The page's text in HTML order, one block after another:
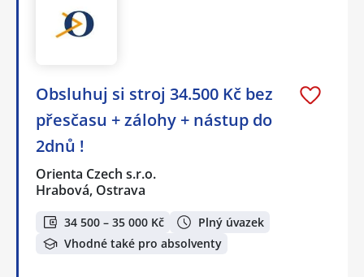
Obsluhuj si stroj 34.500 Kč bez
přesčasu + zálohy + nástup do
2dnů !
Orienta Czech s.r.o.
Hrabová, Ostrava
34 500 – 35 000 Kč
Plný úvazek
Vhodné také pro absolventy